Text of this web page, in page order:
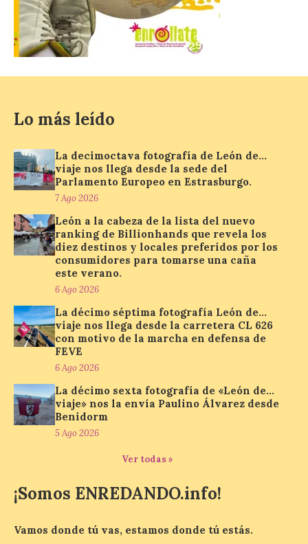
práctica con recomendaciones
elaboradas por especialistas para
observar el eclipse con seguridad León, 7
de agosto de 2026. La programación […]
programación para
disfrutar el eclipse total
7 Ago 2026
agosto, tanto el público
infantil como el adulto
pudo disfrutar de un
planetario que se instaló
en el polideportivo municipal, con pases
de mañana dedicados preferentemente al
público infantil y, el resto del […]
Más de 200.000 jóvenes
nacidos en 2008 ya han
solicitado el Bono Cultural
Joven 2026 en su primer
mes de vigencia
7 Ago 2026
años en 2026 pueden
solicitar esta ayuda en la
https://bonoculturajoven.gob.es/ hasta el
31 de octubre. Desde este año, los 400
Lo más leído
La decimoctava fotografía de León de…
viaje nos llega desde la sede del
Parlamento Europeo en Estrasburgo.
7 Ago 2026
León a la cabeza de la lista del nuevo
ranking de Billionhands que revela los
diez destinos y locales preferidos por los
consumidores para tomarse una caña
este verano.
6 Ago 2026
La décimo séptima fotografía León de…
viaje nos llega desde la carretera CL 626
con motivo de la marcha en defensa de
FEVE
6 Ago 2026
La décimo sexta fotografía de «León de…
viaje» nos la envía Paulino Álvarez desde
Benidorm
5 Ago 2026
Ver todas »
¡Somos ENREDANDO.info!
Vamos donde tú vas, estamos donde tú estás.